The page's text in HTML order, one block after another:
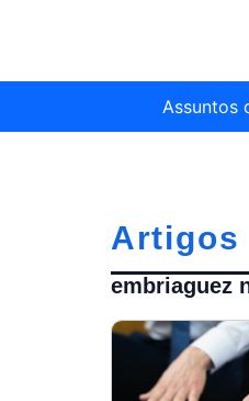
Assuntos
Artigos
embriaguez